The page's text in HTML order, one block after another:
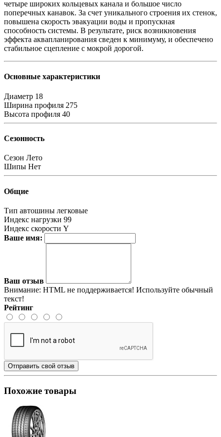
четыре широких кольцевых канала и большое число
поперечных канавок. За счет уникального строения их стенок,
повышена скорость эвакуации воды и пропускная
способность системы. В результате, риск возникновения
эффекта аквапланирования сведен к минимуму, и обеспечено
стабильное сцепление с мокрой дорогой.
Основные характеристики
Диаметр 18
Ширина профиля 275
Высота профиля 40
Сезонность
Сезон Лето
Шипы Нет
Общие
Тип автошины легковые
Индекс нагрузки 99
Индекс скорости Y
Ваше имя:
Ваш отзыв
Внимание: HTML не поддерживается! Используйте обычный
текст!
Рейтинг
Отправить свой отзыв
Похожие товары